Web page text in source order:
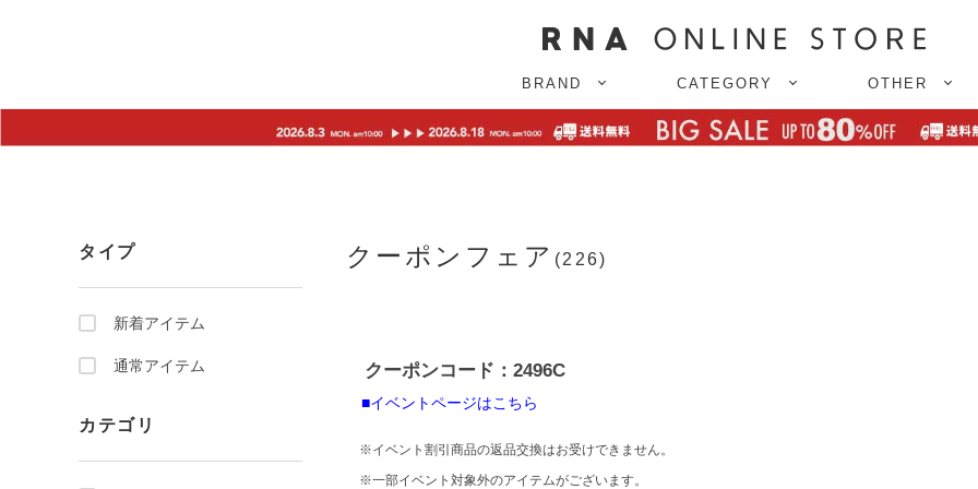
BRAND CATEGORY OTHER
タイプ
新着アイテム
通常アイテム
カテゴリ
クーポンフェア (226)
クーポンコード：2496C
■イベントページはこちら
※イベント割引商品の返品交換はお受けできません。
※一部イベント対象外のアイテムがございます。